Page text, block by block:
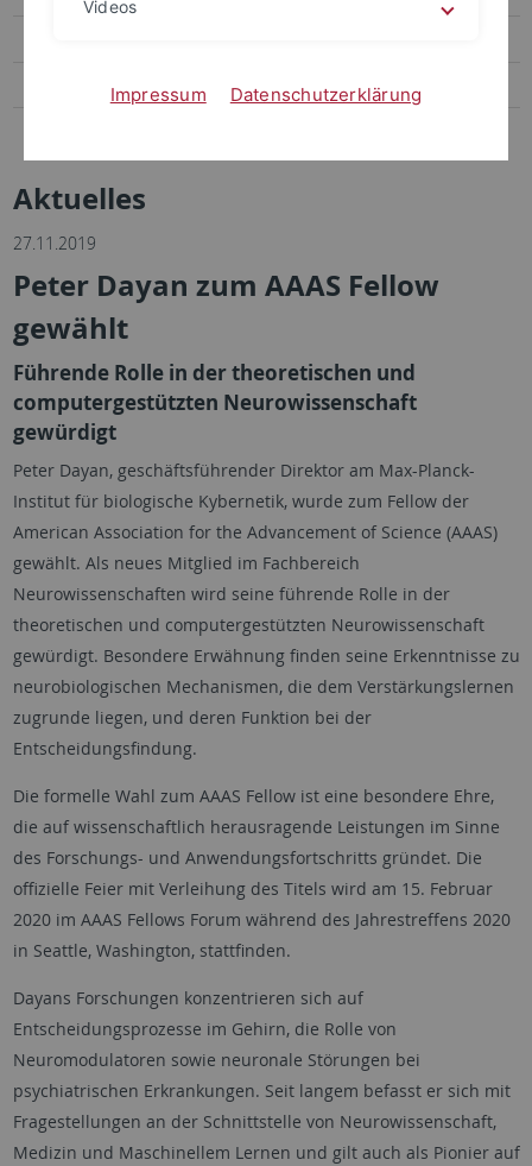
Aktuelles
27.11.2019
Peter Dayan zum AAAS Fellow
gewählt
Führende Rolle in der theoretischen und
computergestützten Neurowissenschaft
gewürdigt
Peter Dayan, geschäftsführender Direktor am Max-Planck-
Institut für biologische Kybernetik, wurde zum Fellow der
American Association for the Advancement of Science (AAAS)
gewählt. Als neues Mitglied im Fachbereich
Neurowissenschaften wird seine führende Rolle in der
theoretischen und computergestützten Neurowissenschaft
gewürdigt. Besondere Erwähnung finden seine Erkenntnisse zu
neurobiologischen Mechanismen, die dem Verstärkungslernen
zugrunde liegen, und deren Funktion bei der
Entscheidungsfindung.
Die formelle Wahl zum AAAS Fellow ist eine besondere Ehre,
die auf wissenschaftlich herausragende Leistungen im Sinne
des Forschungs- und Anwendungsfortschritts gründet. Die
offizielle Feier mit Verleihung des Titels wird am 15. Februar
2020 im AAAS Fellows Forum während des Jahrestreffens 2020
in Seattle, Washington, stattfinden.
Dayans Forschungen konzentrieren sich auf
Entscheidungsprozesse im Gehirn, die Rolle von
Neuromodulatoren sowie neuronale Störungen bei
psychiatrischen Erkrankungen. Seit langem befasst er sich mit
Fragestellungen an der Schnittstelle von Neurowissenschaft,
Medizin und Maschinellem Lernen und gilt auch als Pionier auf
Videos
Impressum Datenschutzerklärung